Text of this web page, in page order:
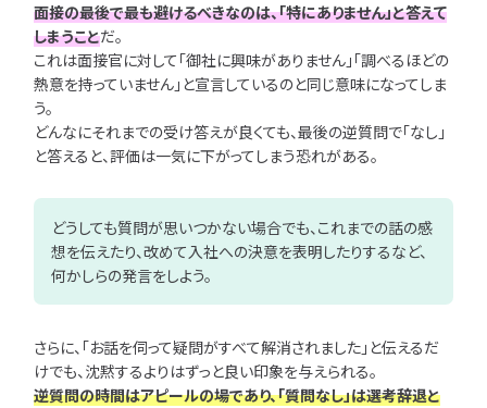
面接の最後で最も避けるべきなのは、「特にありません」と答えて
しまうことだ。
これは面接官に対して「御社に興味がありません」「調べるほどの
熱意を持っていません」と宣言しているのと同じ意味になってしま
う。
どんなにそれまでの受け答えが良くても、最後の逆質問で「なし」
と答えると、評価は一気に下がってしまう恐れがある。
どうしても質問が思いつかない場合でも、これまでの話の感
想を伝えたり、改めて入社への決意を表明したりするなど、
何かしらの発言をしよう。
さらに、「お話を伺って疑問がすべて解消されました」と伝えるだ
けでも、沈黙するよりはずっと良い印象を与えられる。
逆質問の時間はアピールの場であり、「質問なし」は選考辞退と